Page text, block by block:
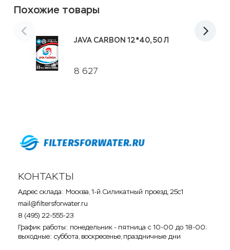
Похожие товары
8 627
JAVA CARBON 12*40, 50 Л
КОНТАКТЫ
Адрес склада: Москва, 1-й Силикатный проезд, 25с1
mail@filtersforwater.ru
8 (495) 22-555-23
График работы: понедельник - пятница с 10-00 до 18-00;
выходные: суббота, воскресенье, праздничные дни